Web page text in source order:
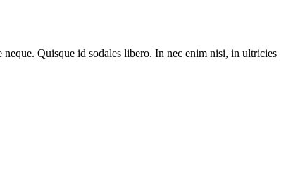
Quisque id sodales libero. In nec enim nisi, in ultricies